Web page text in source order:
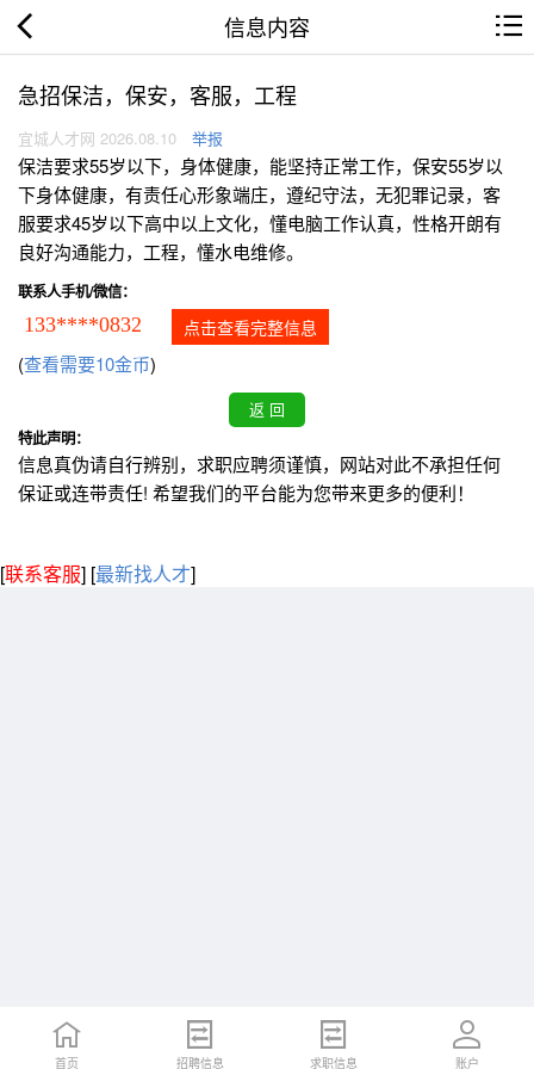
信息内容
急招保洁，保安，客服，工程
宜城人才网 2026.08.10 举报
保洁要求55岁以下，身体健康，能坚持正常工作，保安55岁以
下身体健康，有责任心形象端庄，遵纪守法，无犯罪记录，客
服要求45岁以下高中以上文化，懂电脑工作认真，性格开朗有
良好沟通能力，工程，懂水电维修。
联系人手机/微信：
133****0832 点击查看完整信息
(查看需要10金币)
特此声明：
信息真伪请自行辨别，求职应聘须谨慎，网站对此不承担任何
保证或连带责任! 希望我们的平台能为您带来更多的便利！
[联系客服] [最新找人才]
首页 招聘信息 求职信息 账户